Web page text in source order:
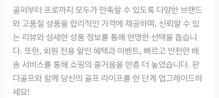
골퍼부터 프로까지 모두가 만족할 수 있도록 다양한 브랜드
와 고품질 상품을 합리적인 가격에 제공하며, 신뢰할 수 있
는 리뷰와 상세한 상품 정보를 통해 현명한 선택을 돕습니
다. 또한, 회원 전용 할인 혜택과 이벤트, 빠르고 안전한 배
송 서비스를 통해 쇼핑의 즐거움을 한층 더 높였습니다. 판
다골프와 함께 당신의 골프 라이프를 한 단계 업그레이드하
세요!